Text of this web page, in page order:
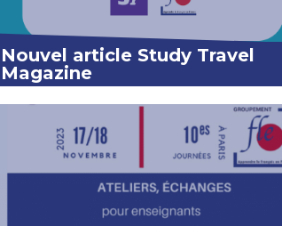
Nouvel article Study Travel
Magazine